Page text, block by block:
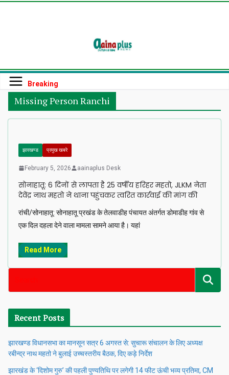
Breaking
Missing Person Ranchi
झारखण्ड प्रमुख खबरे
February 5, 2026 aainaplus Desk
सोनाहातू: 6 दिनों से लापता है 25 वर्षीय हरिहर महतो, JLKM नेता
देवेंद्र नाथ महतो ने थाना पहुंचकर त्वरित कार्रवाई की मांग की
रांची/सोनाहातू: सोनाहातू प्रखंड के तेलवाडीह पंचायत अंतर्गत डोमाडीह गांव से
एक दिल दहला देने वाला मामला सामने आया है। यहां
Read More
Recent Posts
झारखण्ड विधानसभा का मानसून सत्र 6 अगस्त से: सुचारू संचालन के लिए अध्यक्ष
रबीन्द्र नाथ महतो ने बुलाई उच्चस्तरीय बैठक, दिए कड़े निर्देश
झारखंड के ‘दिशोम गुरु’ की पहली पुण्यतिथि पर लगेगी 14 फीट ऊंची भव्य प्रतिमा, CM